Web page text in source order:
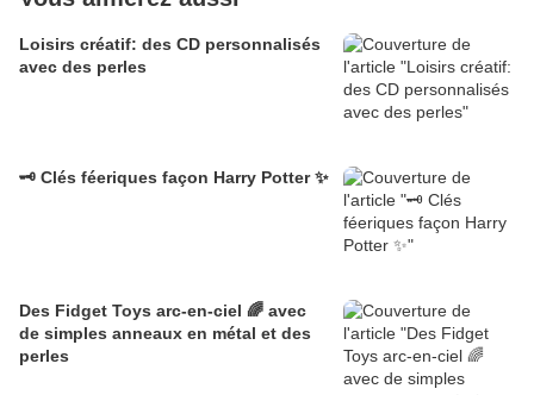
Loisirs créatif: des CD personnalisés
avec des perles
🗝️ Clés féeriques façon Harry Potter ✨
Des Fidget Toys arc-en-ciel 🌈 avec
de simples anneaux en métal et des
perles